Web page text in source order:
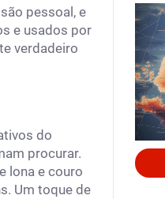
pessoal, e
e usados por
verdadeiro
do
procurar.
lona e couro
Um toque de